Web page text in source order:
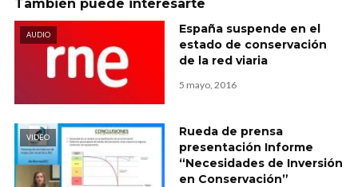
También puede interesarte
AUDIO
España suspende en el
estado de conservación
de la red viaria
5 mayo, 2016
VIDEO
Rueda de prensa
presentación Informe
“Necesidades de Inversión
en Conservación”